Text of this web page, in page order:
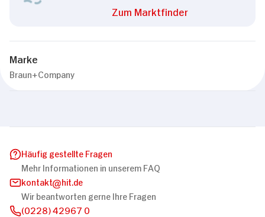
Diese Webseite verwendet Cookies
Wir verwenden Cookies, um Inhalte und Anzeigen
Medien anbieten zu können und die Zugriffe auf
wir Informationen zu Ihrer Verwendung unserer
Website an unsere Partner für soziale Medien,
Werbung und Analysen weiter. Unsere Partner
führen diese Informationen möglicherweise mit
Zum Marktfinder
Marke
Braun+Company
Häufig gestellte Fragen
Mehr Informationen in unserem FAQ
kontakt
hit.de
Wir beantworten gerne Ihre Fragen
(0228) 42967 0